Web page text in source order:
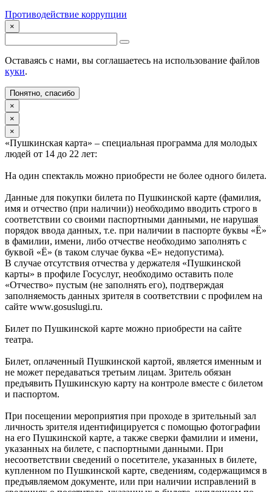
Противодействие коррупции
×
Оставаясь с нами, вы соглашаетесь на использование файлов
куки.
Понятно, спасибо
×
×
×
«Пушкинская карта» – специальная программа для молодых
людей от 14 до 22 лет:
На один спектакль можно приобрести не более одного билета.
Данные для покупки билета по Пушкинской карте (фамилия,
имя и отчество (при наличии)) необходимо вводить строго в
соответствии со своими паспортными данными, не нарушая
порядок ввода данных, т.е. при наличии в паспорте буквы «Ё»
в фамилии, имени, либо отчестве необходимо заполнять с
буквой «Ё» (в таком случае буква «Е» недопустима).
В случае отсутствия отчества у держателя «Пушкинской
карты» в профиле Госуслуг, необходимо оставить поле
«Отчество» пустым (не заполнять его), подтверждая
заполняемость данных зрителя в соответствии с профилем на
сайте www.gosuslugi.ru.
Билет по Пушкинской карте можно приобрести на сайте
театра.
Билет, оплаченный Пушкинской картой, является именным и
не может передаваться третьим лицам. Зритель обязан
предъявить Пушкинскую карту на контроле вместе с билетом
и паспортом.
При посещении мероприятия при проходе в зрительный зал
личность зрителя идентифицируется с помощью фотографии
на его Пушкинской карте, а также сверки фамилии и имени,
указанных на билете, с паспортными данными. При
несоответствии сведений о посетителе, указанных в билете,
купленном по Пушкинской карте, сведениям, содержащимся в
предъявляемом документе, или при наличии исправлений в